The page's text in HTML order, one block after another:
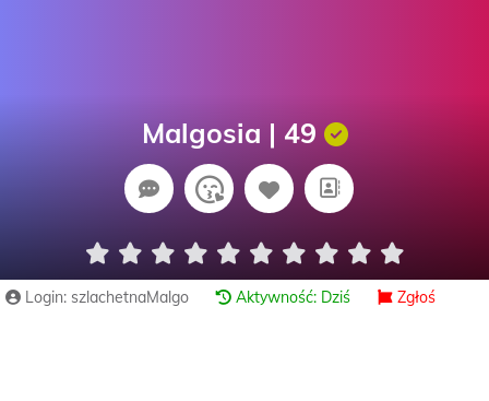
Malgosia | 49
Login: szlachetnaMalgo Aktywność: Dziś Zgłoś